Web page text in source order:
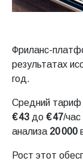
Фриланс-
результатах
год.
Средний тариф
€ 43 до € 47/
анализа 20 000
Рост этот